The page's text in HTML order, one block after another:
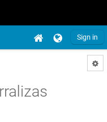
Sign in